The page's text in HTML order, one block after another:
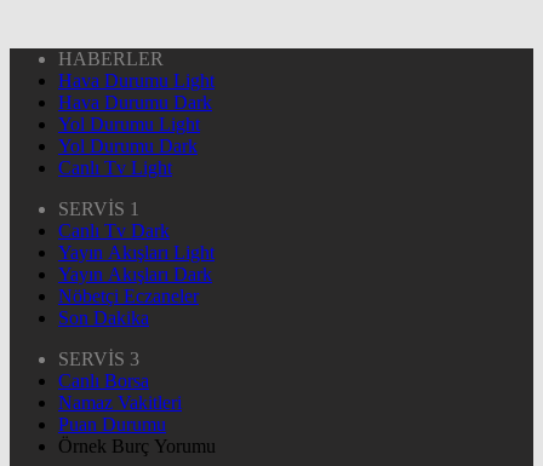
HABERLER
Hava Durumu Light
Hava Durumu Dark
Yol Durumu Light
Yol Durumu Dark
Canlı Tv Light
SERVİS 1
Canlı Tv Dark
Yayın Akışları Light
Yayın Akışları Dark
Nöbetçi Eczaneler
Son Dakika
SERVİS 3
Canlı Borsa
Namaz Vakitleri
Puan Durumu
Örnek Burç Yorumu